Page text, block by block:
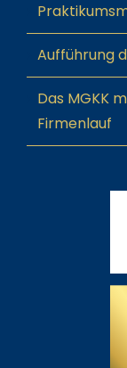
Aufführung
Das MGKK
Firmenlauf